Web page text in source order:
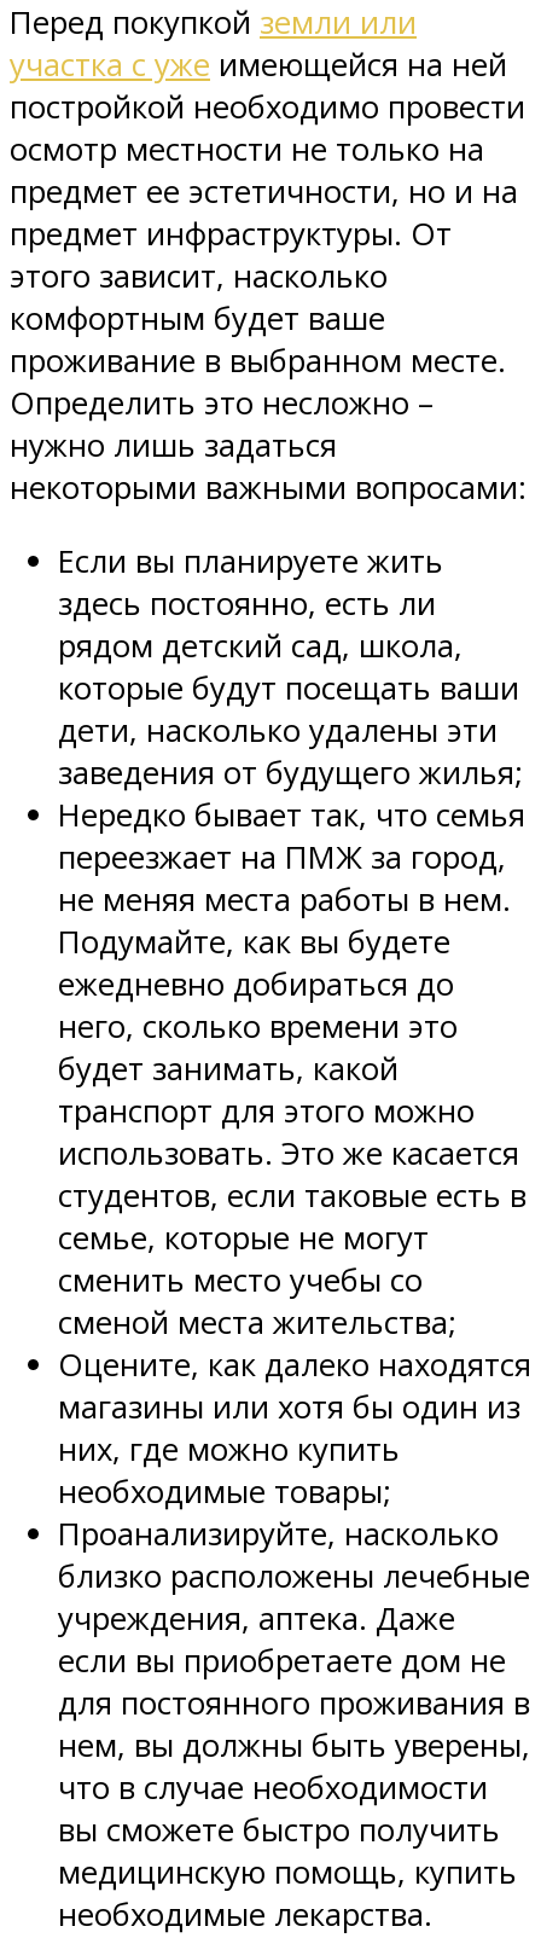
Перед покупкой земли или
участка с уже имеющейся на ней
постройкой необходимо провести
осмотр местности не только на
предмет ее эстетичности, но и на
предмет инфраструктуры. От
этого зависит, насколько
комфортным будет ваше
проживание в выбранном месте.
Определить это несложно –
нужно лишь задаться
некоторыми важными вопросами:
Если вы планируете жить
здесь постоянно, есть ли
рядом детский сад, школа,
которые будут посещать ваши
дети, насколько удалены эти
заведения от будущего жилья;
Нередко бывает так, что семья
переезжает на ПМЖ за город,
не меняя места работы в нем.
Подумайте, как вы будете
ежедневно добираться до
него, сколько времени это
будет занимать, какой
транспорт для этого можно
использовать. Это же касается
студентов, если таковые есть в
семье, которые не могут
сменить место учебы со
сменой места жительства;
Оцените, как далеко находятся
магазины или хотя бы один из
них, где можно купить
необходимые товары;
Проанализируйте, насколько
близко расположены лечебные
учреждения, аптека. Даже
если вы приобретаете дом не
для постоянного проживания в
нем, вы должны быть уверены,
что в случае необходимости
вы сможете быстро получить
медицинскую помощь, купить
необходимые лекарства.